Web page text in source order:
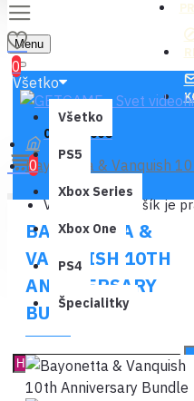
Menu
0
0 ks - 0,00€
0
Váš nákupný košík je
Všetko
Všetko
PS5
Xbox Series
Xbox One
PS4
Špecialitky
Bayonetta & Vanquish
BAYONETTA &
VANQUISH 10TH
ANNIVERSARY
BUNDLE